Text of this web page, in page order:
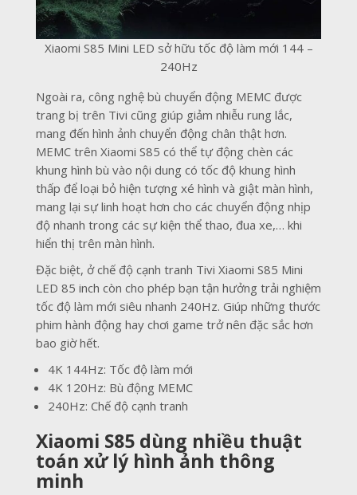
Xiaomi S85 Mini LED sở hữu tốc độ làm mới 144 –
240Hz
Ngoài ra, công nghệ bù chuyển động MEMC được
trang bị trên Tivi cũng giúp giảm nhiễu rung lắc,
mang đến hình ảnh chuyển động chân thật hơn.
MEMC trên Xiaomi S85 có thể tự động chèn các
khung hình bù vào nội dung có tốc độ khung hình
thấp để loại bỏ hiện tượng xé hình và giật màn hình,
mang lại sự linh hoạt hơn cho các chuyển động nhịp
độ nhanh trong các sự kiện thể thao, đua xe,… khi
hiển thị trên màn hình.
Đặc biệt, ở chế độ cạnh tranh Tivi Xiaomi S85 Mini
LED 85 inch còn cho phép bạn tận hưởng trải nghiệm
tốc độ làm mới siêu nhanh 240Hz. Giúp những thước
phim hành động hay chơi game trở nên đặc sắc hơn
bao giờ hết.
4K 144Hz: Tốc độ làm mới
4K 120Hz: Bù động MEMC
240Hz: Chế độ cạnh tranh
Xiaomi S85 dùng nhiều thuật
toán xử lý hình ảnh thông
minh